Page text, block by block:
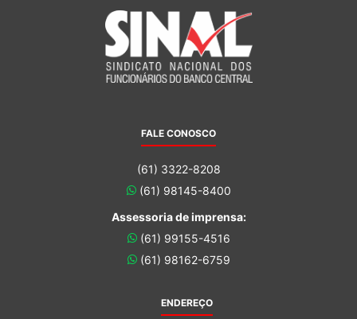
FALE CONOSCO
(61) 3322-8208
(61) 98145-8400
Assessoria de imprensa:
(61) 99155-4516
(61) 98162-6759
ENDEREÇO